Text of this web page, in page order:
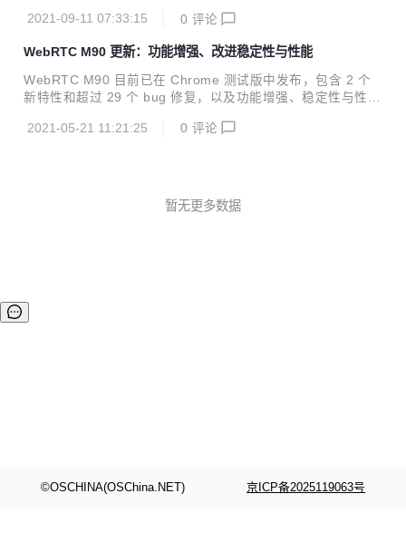
2021-09-11 07:33:15
0 评论
WebRTC M90 更新：功能增强、改进稳定性与性能
WebRTC M90 目前已在 Chrome 测试版中发布，包含 2 个
新特性和超过 29 个 bug 修复，以及功能增强、稳定性与性能
相关内容，帮助开发者获得最新资讯，走在行业前沿。 01. 公
s 源试用版 该 API 是 MediaStream 和 WebCodecs ...
2021-05-21 11:21:25 0 评论
暂无更多数据
©OSCHINA(OSChina.NET) 京ICP备2025119063号